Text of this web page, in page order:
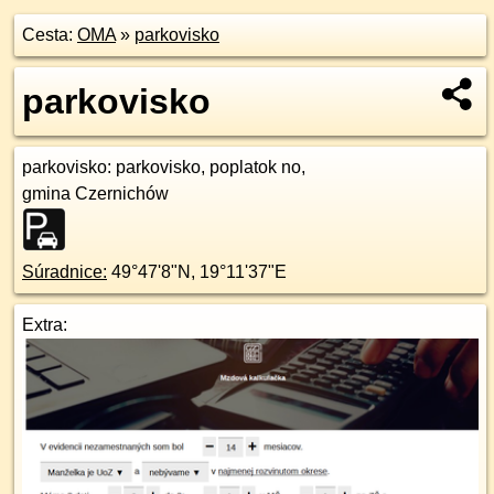
Cesta: OMA» parkovisko
parkovisko
parkovisko: parkovisko, poplatok no,
gmina Czernichów
Súradnice: 49°47'8"N , 19°11'37"E
Extra: